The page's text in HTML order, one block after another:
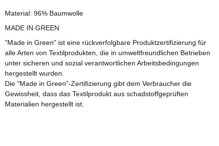
Material: 96% Baumwolle
MADE IN GREEN
"Made in Green" ist eine rückverfolgbare Produktzertifizierung für
alle Arten von Textilprodukten, die in umweltfreundlichen Betrieben
unter sicheren und sozial verantwortlichen Arbeitsbedingungen
hergestellt wurden.
Die "Made in Green"-Zertifizierung gibt dem Verbraucher die
Gewissheit, dass das Textilprodukt aus schadstoffgeprüften
Materialien hergestellt ist.